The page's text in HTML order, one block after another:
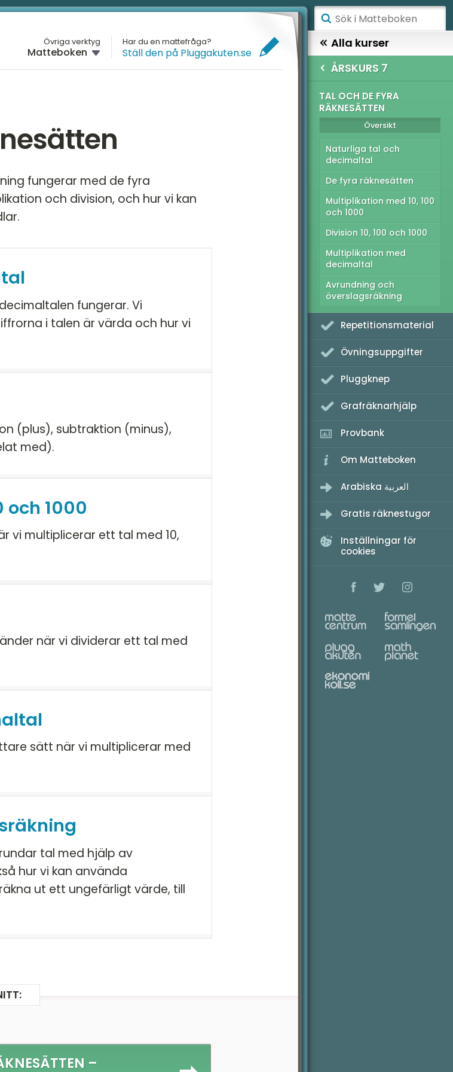
Har du en mattefråga?
Ställ den på Pluggakuten.se
Övriga verktyg
Matteboken
fungerar med de fyra
och division, och hur vi kan
fungerar. Vi
i talen är värda och hur vi
(plus), subtraktion (minus),
med).
och 1000
vi multiplicerar ett tal med 10,
när vi dividerar ett tal med
sätt när vi multiplicerar med
tal med hjälp av
hur vi kan använda
ut ett ungefärligt värde, till
–
LÅGSTADIET
MELLANSTADIET
Alla kurser
HÖGSTADIET
HÖGSTADIET ÅRSKURS 7
TAL OCH DE FYRA
RÄKNESÄTTEN
Översikt
Naturliga tal och
decimaltal
De fyra räknesätten
Multiplikation med 10, 100
och 1000
Division 10, 100 och 1000
Multiplikation med
decimaltal
Avrundning och
överslagsräkning
Repetitionsmaterial
Övningsuppgifter
Pluggknep
Grafräknarhjälp
Provbank
Om Matteboken
Arabiska العربية
Gratis räknestugor
Inställningar för
cookies
Uttryck och ekvationer
Statistik
Årskurs 8
MATTE PÅ LÄTT SV